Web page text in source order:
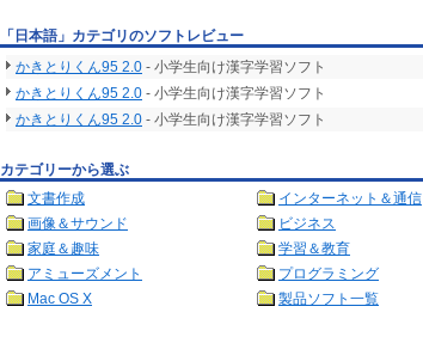
「日本語」カテゴリのソフトレビュー
かきとりくん95 2.0 - 小学生向け漢字学習ソフト
かきとりくん95 2.0 - 小学生向け漢字学習ソフト
かきとりくん95 2.0 - 小学生向け漢字学習ソフト
カテゴリーから選ぶ
文書作成
インターネット＆通信
画像＆サウンド
ビジネス
家庭＆趣味
学習＆教育
アミューズメント
プログラミング
Mac OS X
製品ソフト一覧